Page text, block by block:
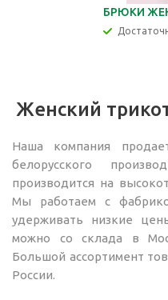
БРЮКИ
Женский
Наша компания
белорусского
производится на
Мы работаем с
удерживать низкие
можно со склада в
Большой ассортимент
России.